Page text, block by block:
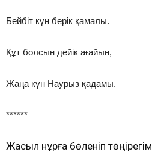
Бейбіт күн берік қамалы.
Құт болсын дейік ағайын,
Жаңа күн Наурыз қадамы.
******
Жасыл нұрға бөленіп төңірегім